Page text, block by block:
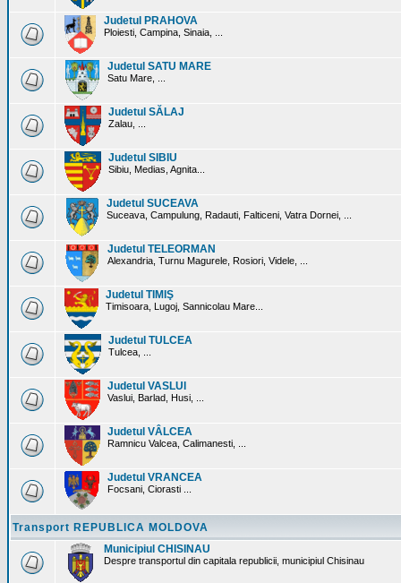
Judetul PRAHOVA
Ploiesti, Campina, Sinaia, ...
Judetul SATU MARE
Satu Mare, ...
Judetul SĂLAJ
Zalau, ...
Judetul SIBIU
Sibiu, Medias, Agnita...
Judetul SUCEAVA
Suceava, Campulung, Radauti, Falticeni, Vatra Dornei, ...
Judetul TELEORMAN
Alexandria, Turnu Magurele, Rosiori, Videle, ...
Judetul TIMIŞ
Timisoara, Lugoj, Sannicolau Mare...
Judetul TULCEA
Tulcea, ...
Judetul VASLUI
Vaslui, Barlad, Husi, ...
Judetul VÂLCEA
Ramnicu Valcea, Calimanesti, ...
Judetul VRANCEA
Focsani, Ciorasti ...
Transport REPUBLICA MOLDOVA
Municipiul CHISINAU
Despre transportul din capitala republicii, municipiul Chisinau